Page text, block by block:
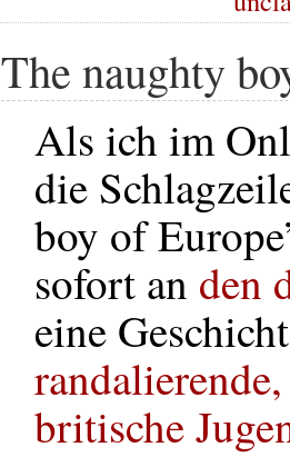
The naughty
Als ich im
die
boy of
sofort an den
eine
britische